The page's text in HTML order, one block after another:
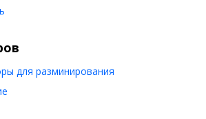
для разминирования